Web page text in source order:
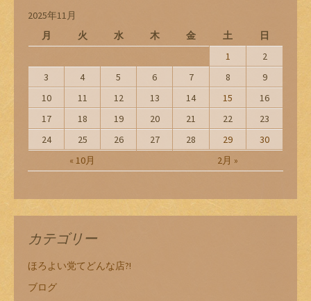
2025年11月
月
火 水 木 金 土 日
« 10月 2月 »
1
2
3
4 5 6 7 8
9
10
11 12 13 14 15
16
17
18 19 20 21 22
23
24
25 26 27 28 29 30
カテゴリー
ほろよい党てどんな店?!
ブログ